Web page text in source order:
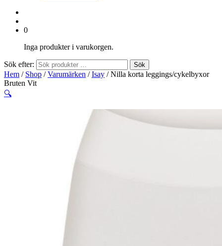
0
Inga produkter i varukorgen.
Sök efter: Sök
Hem / Shop /Varumärken /Isay / Nilla korta leggings/cykelbyxor
Bruten Vit
🔍